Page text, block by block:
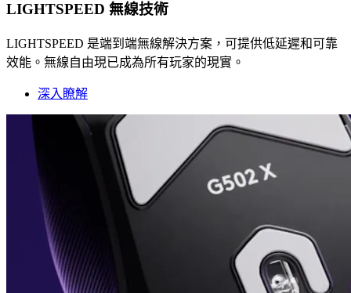
LIGHTSPEED 無線技術
LIGHTSPEED 是端到端無線解決方案，可提供低延遲和可靠
效能。無線自由現已成為所有玩家的現實。
深入瞭解